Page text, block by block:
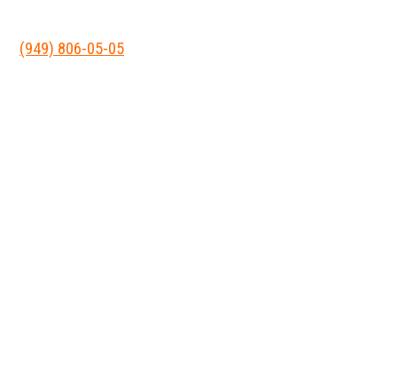
(949) 806-05-05